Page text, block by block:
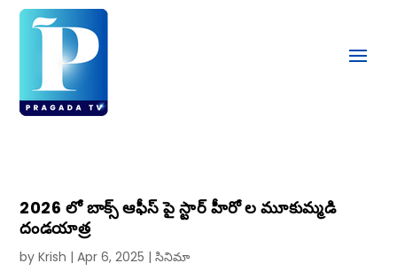
2026 లో బాక్స్ ఆఫీస్ పై స్టార్ హీరో ల మూకుమ్మడి
దండయాత్ర
byKrish |Apr 6, 2025 |సినిమా